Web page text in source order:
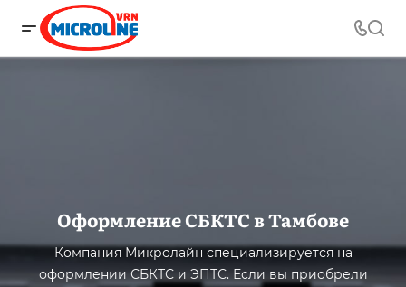
Оформление СБКТС в Тамбове
Компания Микролайн специализируется на
оформлении СБКТС и ЭПТС. Если вы приобрели